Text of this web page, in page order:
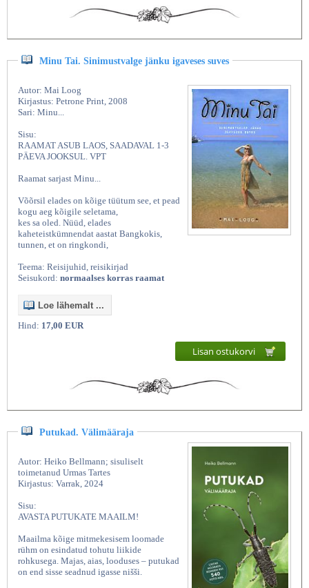
Minu Tai. Sinimustvalge jänku igaveses suves
Autor: Mai Loog
Kirjastus: Petrone Print, 2008
Sari: Minu...
Sisu:
RAAMAT ASUB LAOS, SAADAVAL 1-3
PÄEVA JOOKSUL. VPT
Raamat sarjast Minu...
Võõrsil elades on kõige tüütum see, et pead
kogu aeg kõigile seletama,
kes sa oled. Nüüd, elades
kaheteistkümnendat aastat Bangkokis,
tunnen, et on ringkondi,
Teema: Reisijuhid, reisikirjad
Seisukord: normaalses korras raamat
Loe lähemalt ...
Hind: 17,00 EUR
Lisan ostukorvi
Putukad. Välimääraja
Autor: Heiko Bellmann; sisuliselt
toimetanud Urmas Tartes
Kirjastus: Varrak, 2024
Sisu:
AVASTA PUTUKATE MAAILM!
Maailma kõige mitmekesisem loomade
rühm on esindatud tohutu liikide
rohkusega. Majas, aias, looduses – putukad
on end sisse seadnud igasse nišši.